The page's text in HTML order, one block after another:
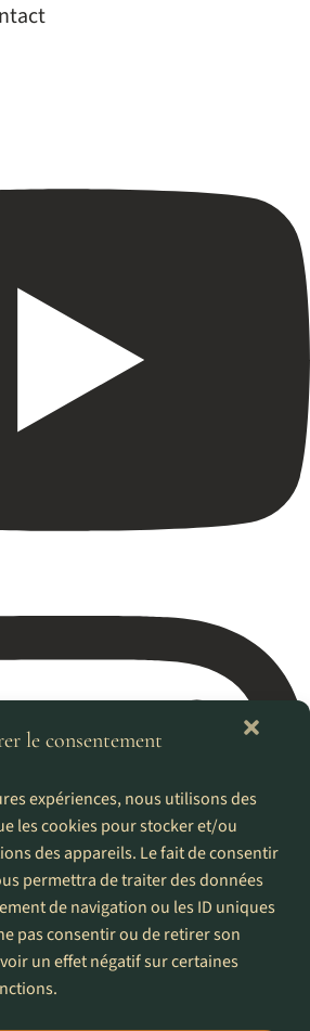
le consentement
expériences, nous utilisons des
les cookies pour stocker et/ou
des appareils. Le fait de consentir
permettra de traiter des données
de navigation ou les ID uniques
pas consentir ou de retirer son
un effet négatif sur certaines